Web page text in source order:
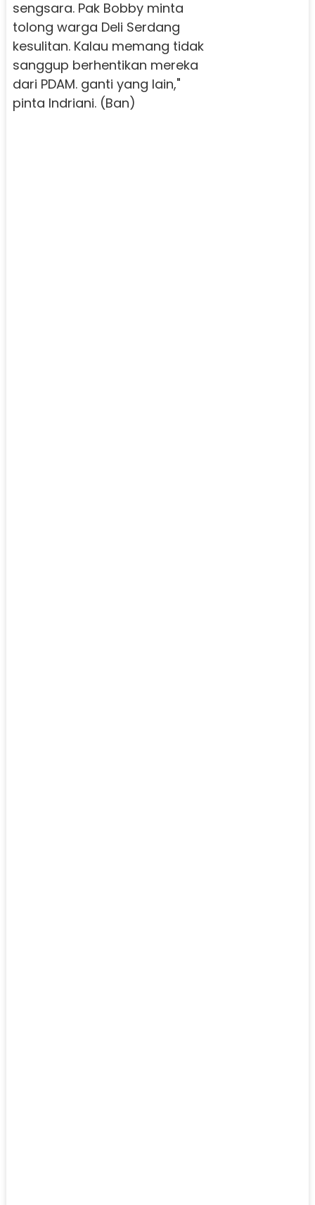
sengsara. Pak Bobby minta
tolong warga Deli Serdang
kesulitan. Kalau memang tidak
sanggup berhentikan mereka
dari PDAM. ganti yang lain,"
pinta Indriani. (Ban)